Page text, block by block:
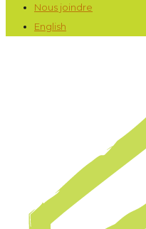
Nous joindre
English